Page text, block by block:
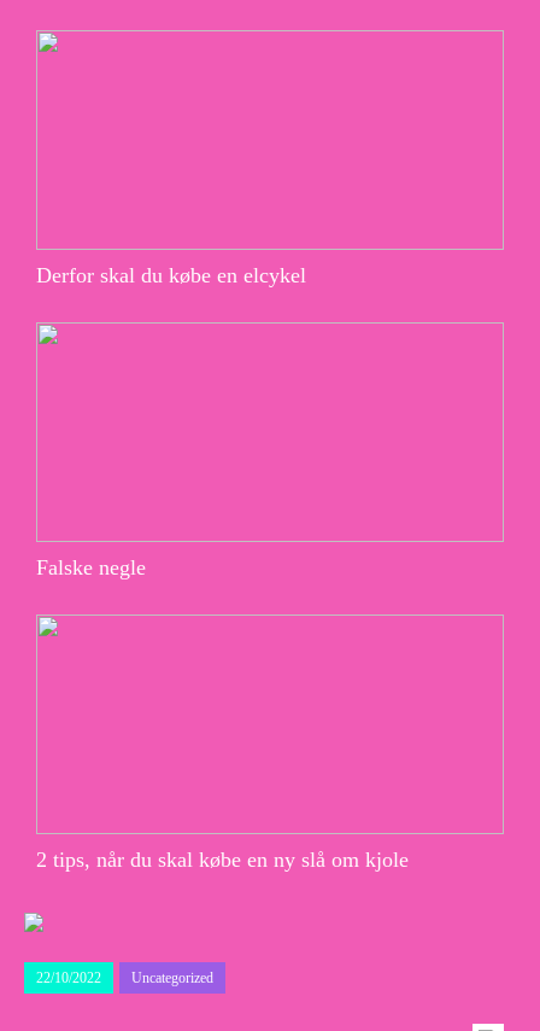
Derfor skal du købe en elcykel
Falske negle
2 tips, når du skal købe en ny slå om kjole
22/10/2022 Uncategorized